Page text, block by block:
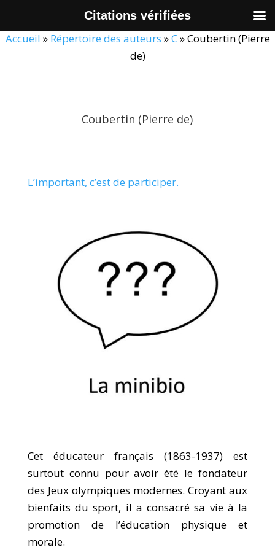
Accueil » Répertoire des auteurs »C»Coubertin (Pierre
de)
Coubertin (Pierre de)
L’important, c’est de participer.
Cet éducateur français (1863-1937) est
surtout connu pour avoir été le fondateur
des Jeux olympiques modernes. Croyant aux
bienfaits du sport, il a consacré sa vie à la
promotion de l’éducation physique et
morale.
Citations vérifiées